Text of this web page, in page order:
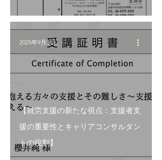
【就労支援の新たな視点：支援者支
援の重要性とキャリアコンサルタン
トの役割】
2025年9月8日